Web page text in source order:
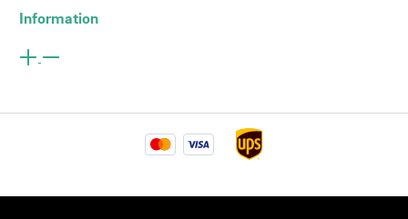
Information